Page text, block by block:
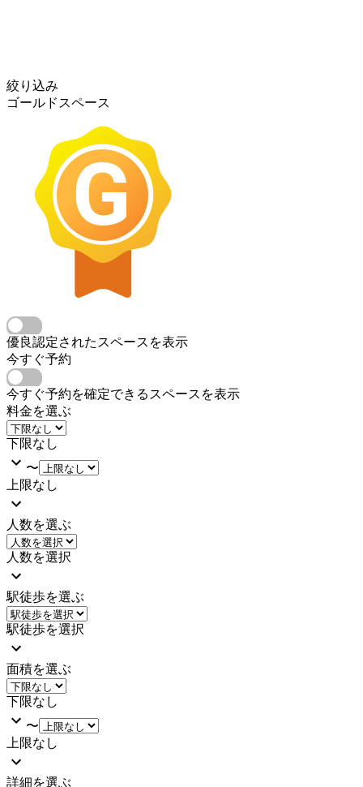
絞り込み
ゴールドスペース
優良認定されたスペースを表示
今すぐ予約
今すぐ予約を確定できるスペースを表示
料金を選ぶ
下限なし
〜
上限なし
人数を選ぶ
人数を選択
駅徒歩を選ぶ
駅徒歩を選択
面積を選ぶ
下限なし
〜
上限なし
詳細を選ぶ